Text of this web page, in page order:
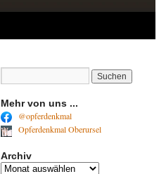
Mehr von uns ...
@opferdenkmal
Opferdenkmal Oberursel
Archiv
Archiv